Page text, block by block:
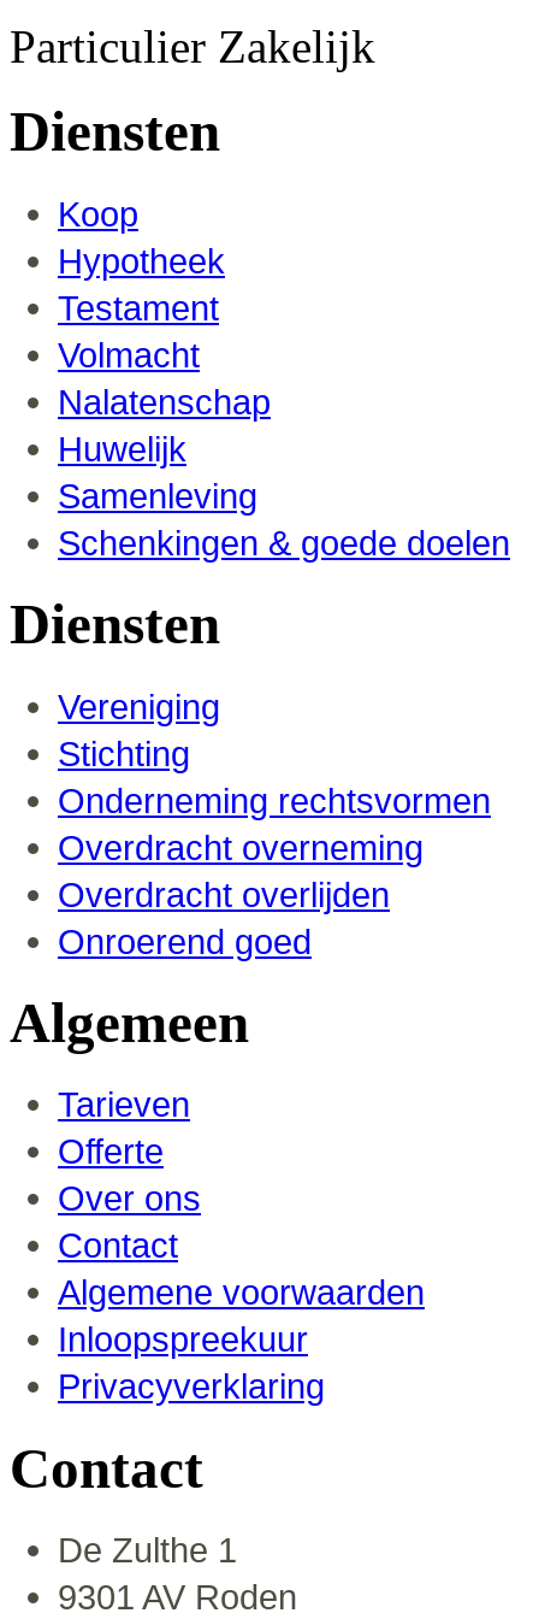
Particulier Zakelijk
Diensten
Koop
Hypotheek
Testament
Volmacht
Nalatenschap
Huwelijk
Samenleving
Schenkingen & goede doelen
Diensten
Vereniging
Stichting
Onderneming rechtsvormen
Overdracht overneming
Overdracht overlijden
Onroerend goed
Algemeen
Tarieven
Offerte
Over ons
Contact
Algemene voorwaarden
Inloopspreekuur
Privacyverklaring
Contact
De Zulthe 1
9301 AV Roden